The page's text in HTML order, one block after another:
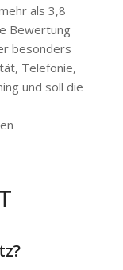
als 3,8
Bewertung
besonders
Telefonie,
und soll die